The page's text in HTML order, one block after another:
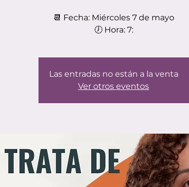
📆 Fecha: Miércoles 7 de mayo
🕖 Hora: 7:
Las entradas no están a la venta
Ver otros eventos